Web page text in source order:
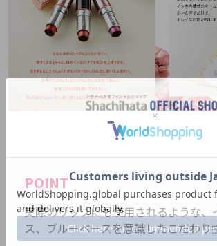
POINT
実際のリップにも使用されるような、
ス、ブルーベースを意識したこだわり